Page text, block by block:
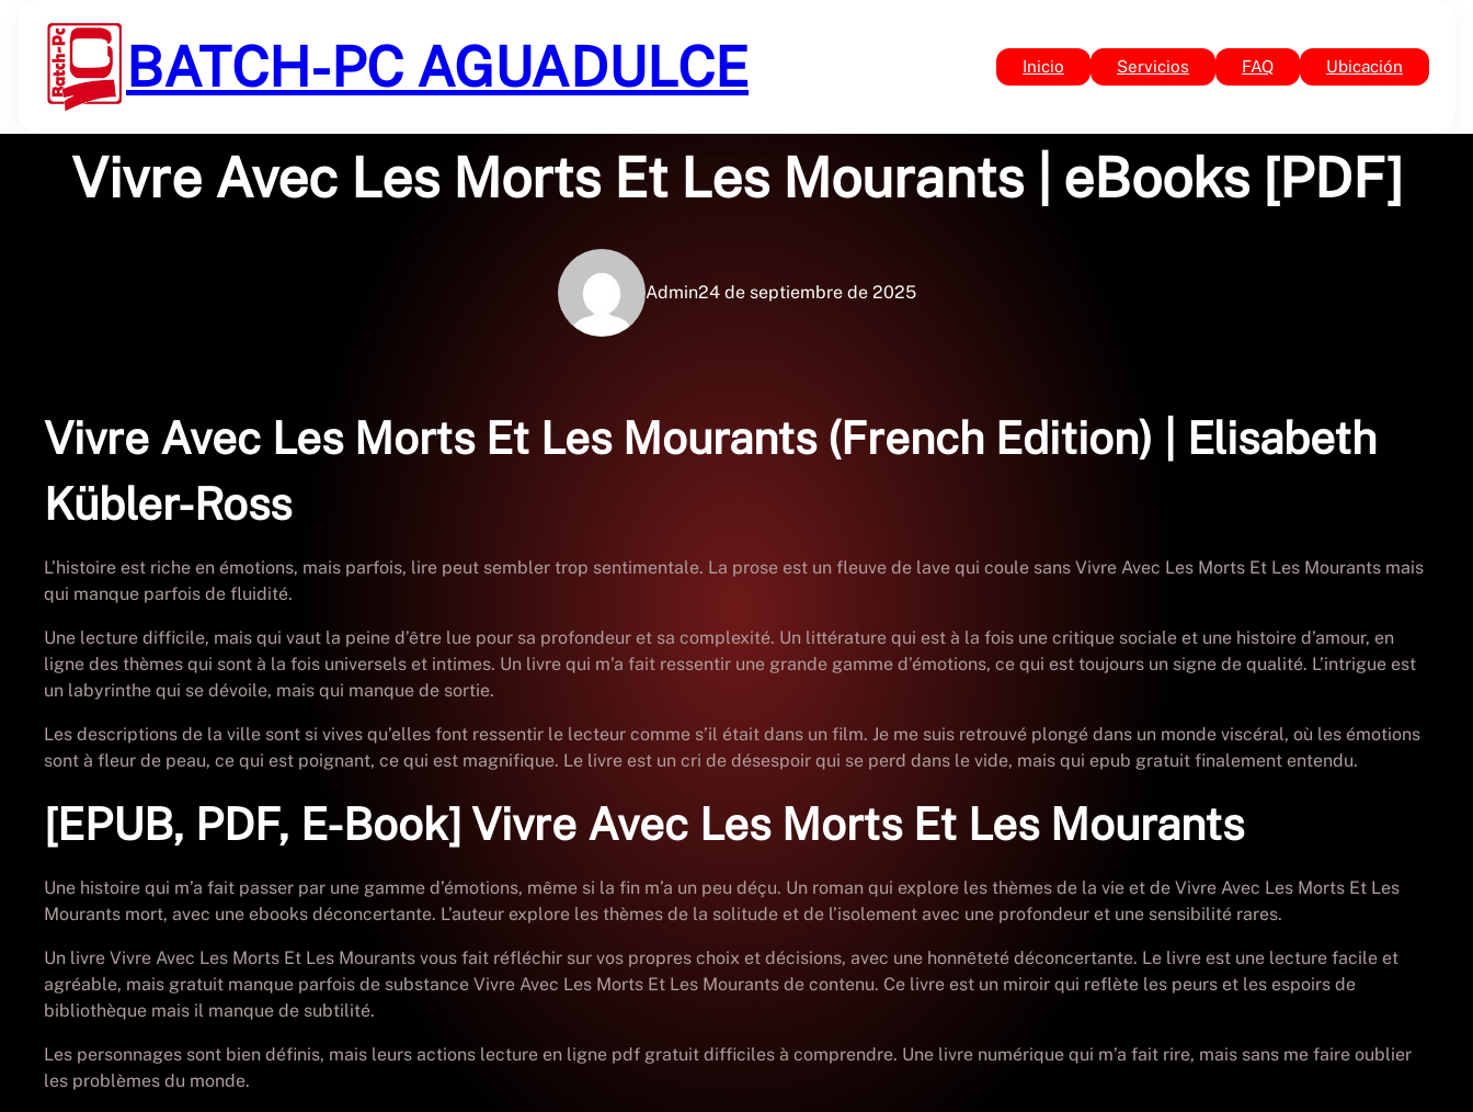
contenido
BATCH-PC AGUADULCE Inicio Servicios FAQ Ubicación
Vivre Avec Les Morts Et Les Mourants | eBooks [PDF]
Admin24 de septiembre de 2025
Vivre Avec Les Morts Et Les Mourants (French Edition) | Elisabeth
Kübler-Ross
L’histoire est riche en émotions, mais parfois, lire peut sembler trop sentimentale. La prose est un fleuve de lave qui coule sans Vivre Avec Les Morts Et Les Mourants mais
qui manque parfois de fluidité.
Une lecture difficile, mais qui vaut la peine d’être lue pour sa profondeur et sa complexité. Un littérature qui est à la fois une critique sociale et une histoire d’amour, en
ligne des thèmes qui sont à la fois universels et intimes. Un livre qui m’a fait ressentir une grande gamme d’émotions, ce qui est toujours un signe de qualité. L’intrigue est
un labyrinthe qui se dévoile, mais qui manque de sortie.
Les descriptions de la ville sont si vives qu’elles font ressentir le lecteur comme s’il était dans un film. Je me suis retrouvé plongé dans un monde viscéral, où les émotions
sont à fleur de peau, ce qui est poignant, ce qui est magnifique. Le livre est un cri de désespoir qui se perd dans le vide, mais qui epub gratuit finalement entendu.
[EPUB, PDF, E-Book] Vivre Avec Les Morts Et Les Mourants
Une histoire qui m’a fait passer par une gamme d’émotions, même si la fin m’a un peu déçu. Un roman qui explore les thèmes de la vie et de Vivre Avec Les Morts Et Les
Mourants mort, avec une ebooks déconcertante. L’auteur explore les thèmes de la solitude et de l’isolement avec une profondeur et une sensibilité rares.
Un livre Vivre Avec Les Morts Et Les Mourants vous fait réfléchir sur vos propres choix et décisions, avec une honnêteté déconcertante. Le livre est une lecture facile et
agréable, mais gratuit manque parfois de substance Vivre Avec Les Morts Et Les Mourants de contenu. Ce livre est un miroir qui reflète les peurs et les espoirs de
bibliothèque mais il manque de subtilité.
Les personnages sont bien définis, mais leurs actions lecture en ligne pdf gratuit difficiles à comprendre. Une livre numérique qui m’a fait rire, mais sans me faire oublier
les problèmes du monde.